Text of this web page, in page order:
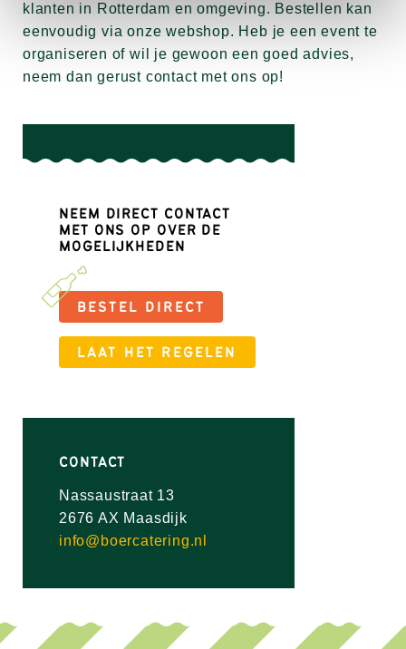
klanten in Rotterdam en omgeving. Bestellen kan
eenvoudig via onze webshop. Heb je een event te
organiseren of wil je gewoon een goed advies,
neem dan gerust contact met ons op!
NEEM DIRECT CONTACT
MET ONS OP OVER DE
MOGELIJKHEDEN
BESTEL DIRECT
LAAT HET REGELEN
CONTACT
Nassaustraat 13
2676 AX Maasdijk
info@boercatering.nl